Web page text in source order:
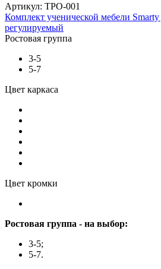
Артикул: ТРО-001
Комплект ученической мебели
регулируемый
Ростовая группа
3-5
5-7
Цвет каркаса
Цвет кромки
Ростовая группа - на выбор:
3-5;
5-7.